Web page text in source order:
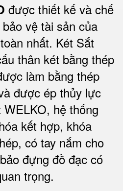
được thiết kế và chế
vệ tài sản của
nhất. Két Sắt
thân két bằng thép
làm bằng thép
được ép thủy lực
WELKO, hệ thống
kết hợp, khóa
có tay nắm cho
đựng đồ đạc có
trọng.